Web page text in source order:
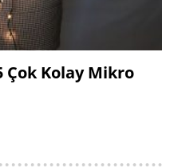
Çok Kolay Mikro